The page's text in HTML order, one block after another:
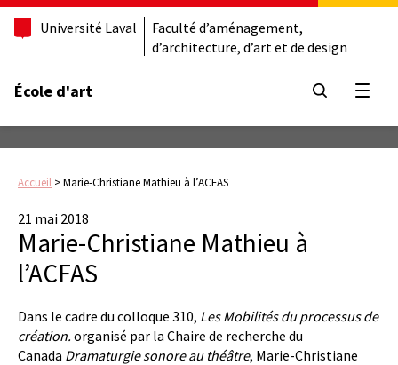
Université Laval
Faculté d’aménagement,
d’architecture, d’art et de design
École d'art
Accueil >Marie-Christiane Mathieu à l’ACFAS
21 mai 2018
Marie-Christiane Mathieu à
l’ACFAS
Dans le cadre du colloque 310, Les Mobilités du processus de
création. organisé par la Chaire de recherche du
Canada Dramaturgie sonore au théâtre, Marie-Christiane